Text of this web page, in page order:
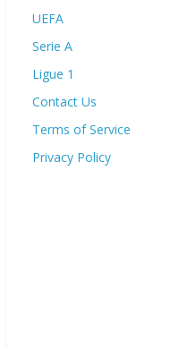
UEFA
Serie A
Ligue 1
Contact Us
Terms of Service
Privacy Policy